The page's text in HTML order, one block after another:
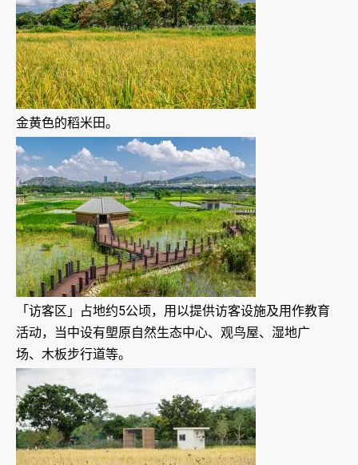
金黄色的稻米田。
「访客区」占地约5公顷，用以提供访客设施及用作教育
活动，当中设有塱原自然生态中心、观鸟屋、湿地广
场、木板步行道等。